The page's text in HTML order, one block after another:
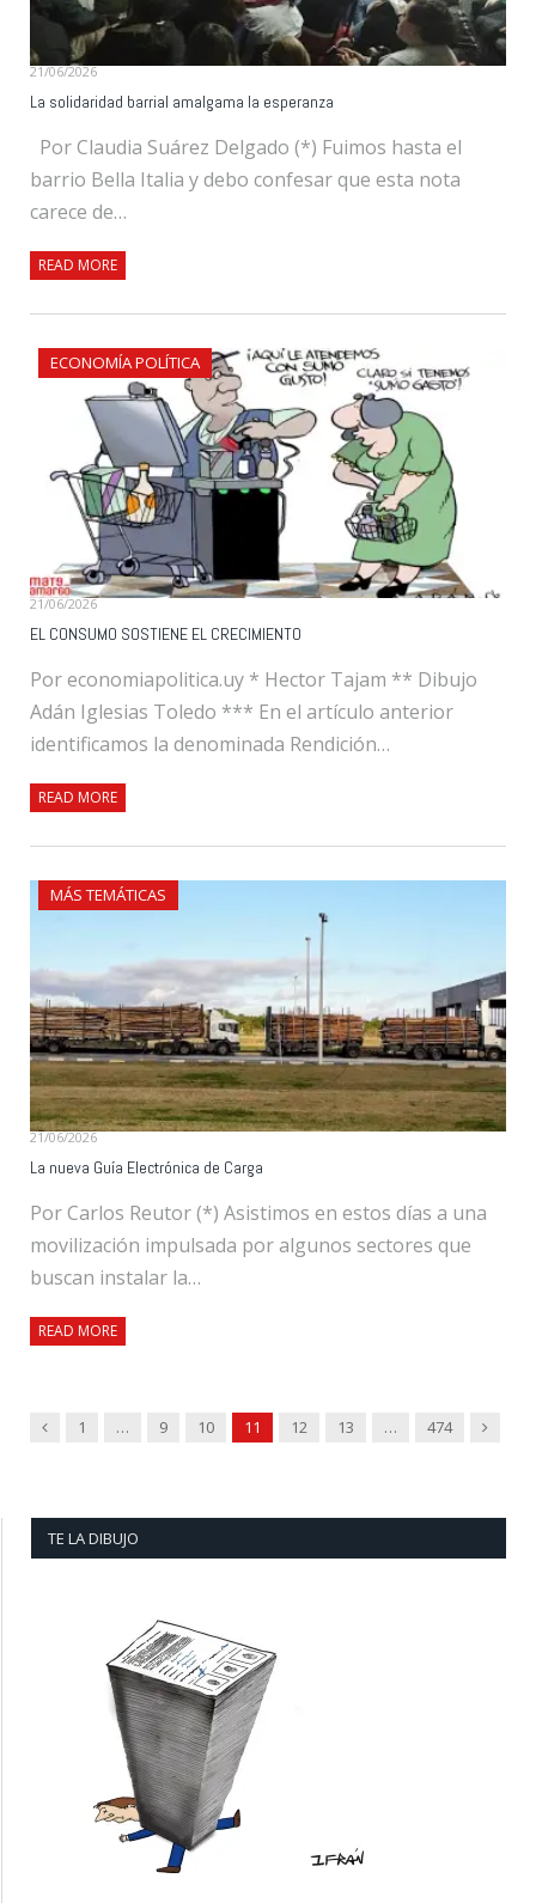
21/06/2026
La solidaridad barrial amalgama la esperanza
Por Claudia Suárez Delgado (*) Fuimos hasta el
barrio Bella Italia y debo confesar que esta nota
carece de…
READ MORE
ECONOMÍA POLÍTICA
21/06/2026
EL CONSUMO SOSTIENE EL CRECIMIENTO
Por economiapolitica.uy * Hector Tajam ** Dibujo
Adán Iglesias Toledo *** En el artículo anterior
identificamos la denominada Rendición…
READ MORE
MÁS TEMÁTICAS
21/06/2026
La nueva Guía Electrónica de Carga
Por Carlos Reutor (*) Asistimos en estos días a una
movilización impulsada por algunos sectores que
buscan instalar la…
READ MORE
Previous
1 … 9 10 11 12 13 … 474 Next
TE LA DIBUJO